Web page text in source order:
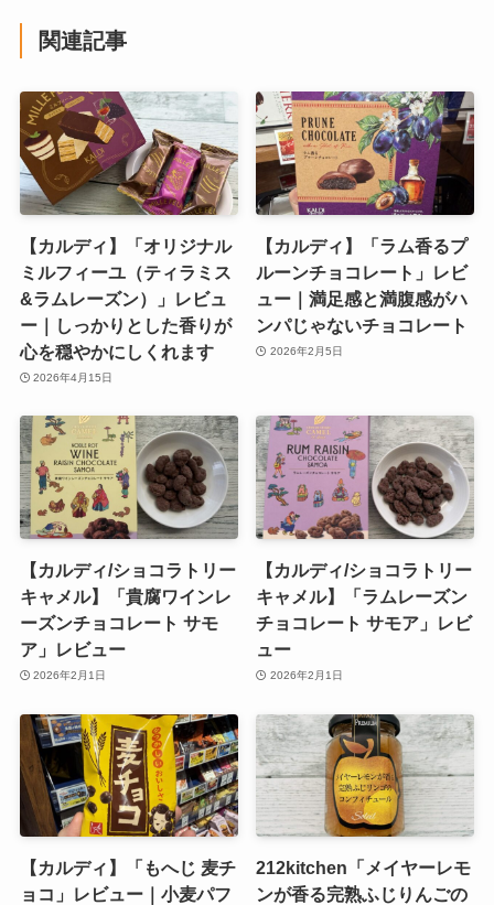
関連記事
【カルディ】「オリジナル
ミルフィーユ（ティラミス
&ラムレーズン）」レビュ
ー｜しっかりとした香りが
心を穏やかにしくれます
2026年4月15日
【カルディ】「ラム香るプ
ルーンチョコレート」レビ
ュー｜満足感と満腹感がハ
ンパじゃないチョコレート
2026年2月5日
【カルディ/ショコラトリー
キャメル】「貴腐ワインレ
ーズンチョコレート サモ
ア」レビュー
2026年2月1日
【カルディ/ショコラトリー
キャメル】「ラムレーズン
チョコレート サモア」レビ
ュー
2026年2月1日
【カルディ】「もへじ 麦チ
ョコ」レビュー｜小麦パフ
212kitchen「メイヤーレモ
ンが香る完熟ふじりんごの